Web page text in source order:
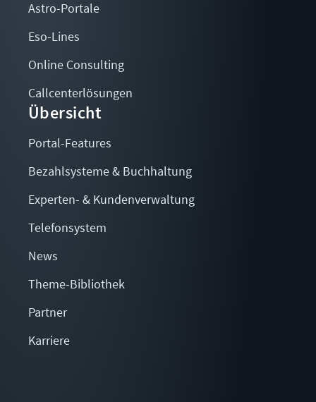
Astro-Portale
Eso-Lines
Online Consulting
Callcenterlösungen
Übersicht
Portal-Features
Bezahlsysteme & Buchhaltung
Experten- & Kundenverwaltung
Telefonsystem
News
Theme-Bibliothek
Partner
Karriere